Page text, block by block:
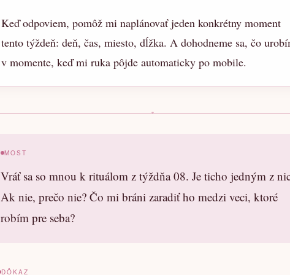
Keď odpoviem, pomôž mi naplánovať jeden konkrétny moment
tento týždeň: deň, čas, miesto, dĺžka. A dohodneme sa, čo
v momente, keď mi ruka pôjde automaticky po mobile.
MOST
Vráť sa so mnou k rituálom z týždňa 08. Je ticho jedným z
Ak nie, prečo nie? Čo mi bráni zaradiť ho medzi veci, ktoré
robím pre seba?
DÔKAZ